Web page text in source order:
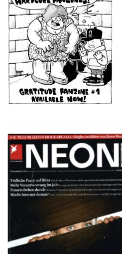
NEON – OKTOBER 2008